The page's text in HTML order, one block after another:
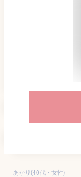
あかり(40代・女性)